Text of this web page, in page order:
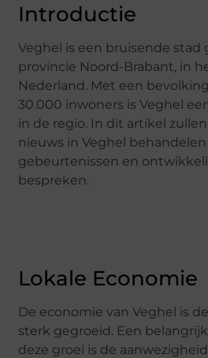
Introductie
Veghel is een bruisende stad
provincie Noord-Brabant, in
Nederland. Met een
30.000 inwoners is Veghel
in de regio. In dit artikel
nieuws in Veghel
gebeurtenissen en
bespreken.
Lokale Economie
De economie van Veghel is
sterk gegroeid. Een
deze groei is de